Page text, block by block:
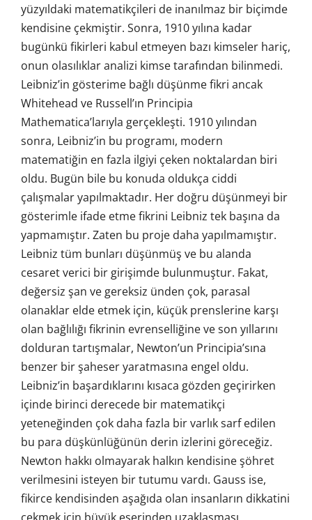
yüzyıldaki matematikçileri de inanılmaz bir biçimde
kendisine çekmiştir. Sonra, 1910 yılına kadar
bugünkü fikirleri kabul etmeyen bazı kimseler hariç,
onun olasılıklar analizi kimse tarafından bilinmedi.
Leibniz’in gösterime bağlı düşünme fikri ancak
Whitehead ve Russell’ın Principia
Mathematica’larıyla gerçekleşti. 1910 yılından
sonra, Leibniz’in bu programı, modern
matematiğin en fazla ilgiyi çeken noktalardan biri
oldu. Bugün bile bu konuda oldukça ciddi
çalışmalar yapılmaktadır. Her doğru düşünmeyi bir
gösterimle ifade etme fikrini Leibniz tek başına da
yapmamıştır. Zaten bu proje daha yapılmamıştır.
Leibniz tüm bunları düşünmüş ve bu alanda
cesaret verici bir girişimde bulunmuştur. Fakat,
değersiz şan ve gereksiz ünden çok, parasal
olanaklar elde etmek için, küçük prenslerine karşı
olan bağlılığı fikrinin evrenselliğine ve son yıllarını
dolduran tartışmalar, Newton’un Principia’sına
benzer bir şaheser yaratmasına engel oldu.
Leibniz’in başardıklarını kısaca gözden geçirirken
içinde birinci derecede bir matematikçi
yeteneğinden çok daha fazla bir varlık sarf edilen
bu para düşkünlüğünün derin izlerini göreceğiz.
Newton hakkı olmayarak halkın kendisine şöhret
verilmesini isteyen bir tutumu vardı. Gauss ise,
fikirce kendisinden aşağıda olan insanların dikkatini
çekmek için büyük eserinden uzaklaşması